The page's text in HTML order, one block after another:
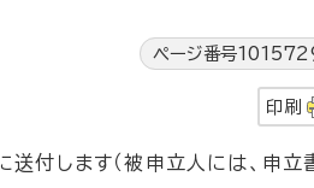
ページ番号
印刷
付します（被申立人には、申